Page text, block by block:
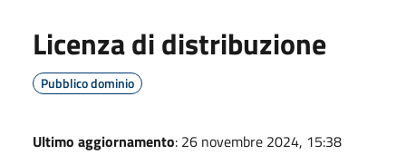
Licenza di distribuzione
Pubblico dominio
Ultimo aggiornamento: 26 novembre 2024, 15:38